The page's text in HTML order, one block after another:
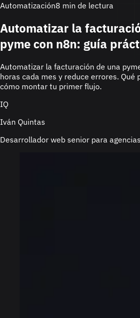
Automatización8 min de lectura
Automatizar la
pyme con n8n: guía
Automatizar la facturación de una
horas cada mes y reduce errores. Qué
cómo montar tu primer flujo.
IQ
Iván Quintas
Desarrollador web senior para agencias